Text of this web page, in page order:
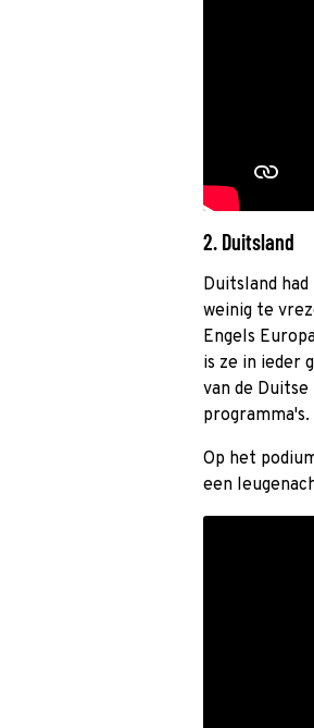
2. Duitsland
Duitsland
weinig te
Engels
is ze in ieder
van de
programma's.
Op het
een